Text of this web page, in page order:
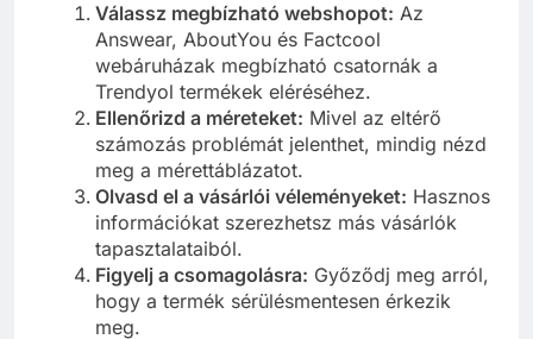
Válassz megbízható webshopot: Az
Answear, AboutYou és Factcool
webáruházak megbízható csatornák a
Trendyol termékek eléréséhez.
Ellenőrizd a méreteket: Mivel az eltérő
számozás problémát jelenthet, mindig nézd
meg a mérettáblázatot.
Olvasd el a vásárlói véleményeket: Hasznos
információkat szerezhetsz más vásárlók
tapasztalataiból.
Figyelj a csomagolásra: Győződj meg arról,
hogy a termék sérülésmentesen érkezik
meg.